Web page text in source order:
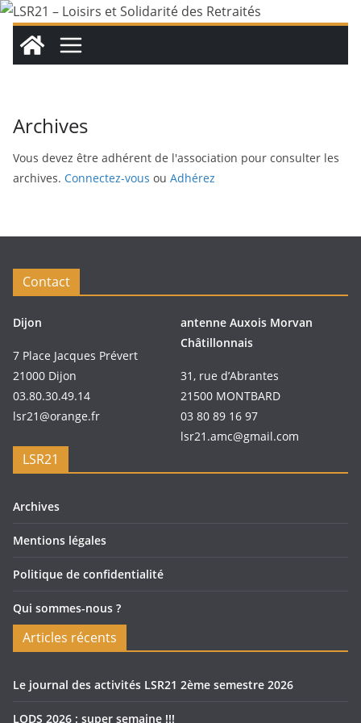
Passer
contenu
Archives
Vous devez être adhérent de l'association pour consulter les
archives. Connectez-vous ou Adhérez
Contact
Dijon
7 Place Jacques Prévert
21000 Dijon
03.80.30.49.14
lsr21@orange.fr
antenne Auxois Morvan
Châtillonnais
31, rue d’Abrantes
21500 MONTBARD
03 80 89 16 97
lsr21.amc@gmail.com
LSR21
Archives
Mentions légales
Politique de confidentialité
Qui sommes-nous ?
Articles récents
Le journal des activités LSR21 2ème semestre 2026
LODS 2026 : super semaine !!!